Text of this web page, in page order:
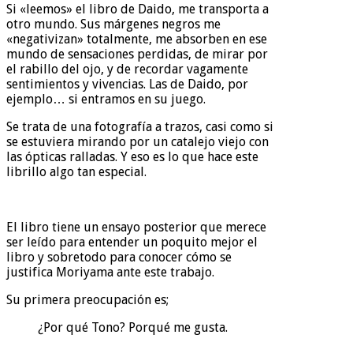
Si «leemos» el libro de Daido, me transporta a
otro mundo. Sus márgenes negros me
«negativizan» totalmente, me absorben en ese
mundo de sensaciones perdidas, de mirar por
el rabillo del ojo, y de recordar vagamente
sentimientos y vivencias. Las de Daido, por
ejemplo… si entramos en su juego.
Se trata de una fotografía a trazos, casi como si
se estuviera mirando por un catalejo viejo con
las ópticas ralladas. Y eso es lo que hace este
librillo algo tan especial.
El libro tiene un ensayo posterior que merece
ser leído para entender un poquito mejor el
libro y sobretodo para conocer cómo se
justifica Moriyama ante este trabajo.
Su primera preocupación es;
¿Por qué Tono? Porqué me gusta.